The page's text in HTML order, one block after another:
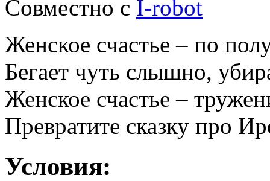
Совместно с I-robot
Женское счастье – по
Бегает чуть слышно,
Женское счастье –
Превратите сказку про
Условия: